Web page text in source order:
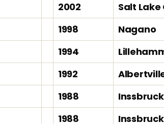
2002
Salt Lake
1998
Nagano
1994
1992
1988
Inssbruck
1988
Inssbruck